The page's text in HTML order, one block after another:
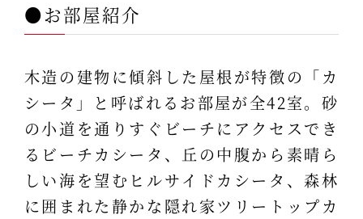
●お部屋紹介
木造の建物に傾斜した屋根が特徴の「カ
シータ」と呼ばれるお部屋が全42室。砂
の小道を通りすぐビーチにアクセスでき
るビーチカシータ、丘の中腹から素晴ら
しい海を望むヒルサイドカシータ、森林
に囲まれた静かな隠れ家ツリートップカ